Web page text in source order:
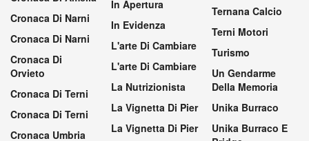
Cronaca Di Narni
Cronaca Di Narni
Cronaca Di
Orvieto
Cronaca Di Terni
Cronaca Di Terni
Cronaca Umbria
In Apertura
In Evidenza
L'arte Di Cambiare
L'arte Di Cambiare
La Nutrizionista
La Vignetta Di Pier
La Vignetta Di Pier
Ternana Calcio
Terni Motori
Turismo
Un Gendarme
Della Memoria
Unika Burraco
Unika Burraco E